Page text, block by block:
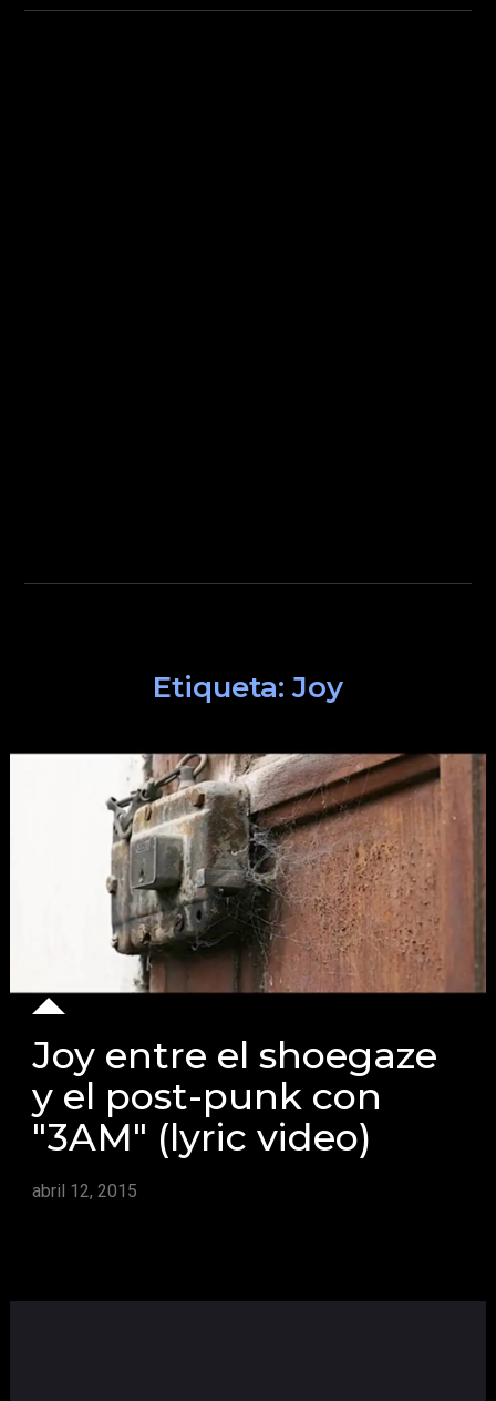
Etiqueta:Joy
Joy entre el shoegaze
y el post-punk con
"3AM" (lyric video)
abril 12, 2015